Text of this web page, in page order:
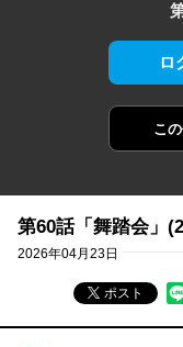
ロ
こ
第60話「舞踏会」
2026年04月23日
ポスト